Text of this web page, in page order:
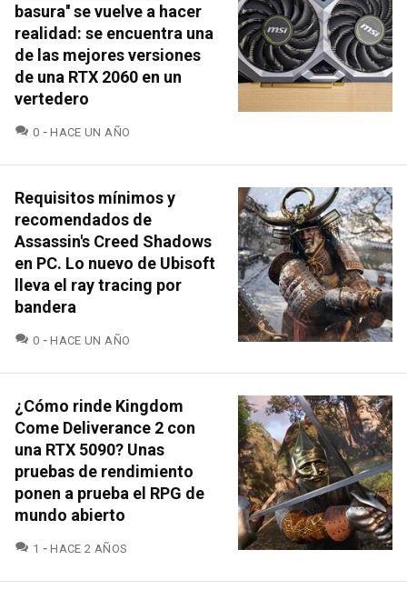
basura'' se vuelve a hacer
realidad: se encuentra una
de las mejores versiones
de una RTX 2060 en un
vertedero
0 COMENTARIOS
HACE UN AÑO
Requisitos mínimos y
recomendados de
Assassin's Creed Shadows
en PC. Lo nuevo de Ubisoft
lleva el ray tracing por
bandera
0 COMENTARIOS
HACE UN AÑO
¿Cómo rinde Kingdom
Come Deliverance 2 con
una RTX 5090? Unas
pruebas de rendimiento
ponen a prueba el RPG de
mundo abierto
1 COMENTARIOS
HACE 2 AÑOS